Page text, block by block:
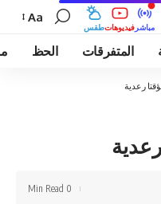
طقسفيديوهات مباشر
Aa
المتفرقات الحظ
رعدية
0 Min Read